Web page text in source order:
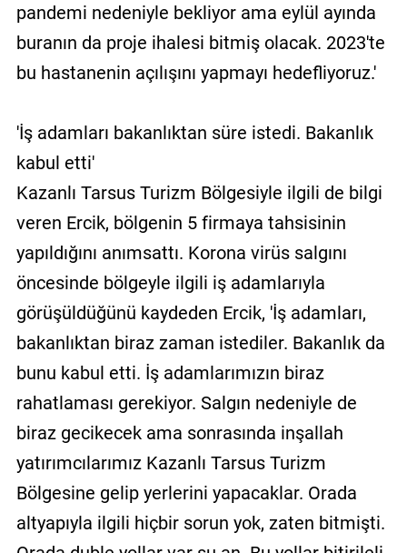
pandemi nedeniyle bekliyor ama eylül ayında
buranın da proje ihalesi bitmiş olacak. 2023'te
bu hastanenin açılışını yapmayı hedefliyoruz.'
'İş adamları bakanlıktan süre istedi. Bakanlık
kabul etti'
Kazanlı Tarsus Turizm Bölgesiyle ilgili de bilgi
veren Ercik, bölgenin 5 firmaya tahsisinin
yapıldığını anımsattı. Korona virüs salgını
öncesinde bölgeyle ilgili iş adamlarıyla
görüşüldüğünü kaydeden Ercik, 'İş adamları,
bakanlıktan biraz zaman istediler. Bakanlık da
bunu kabul etti. İş adamlarımızın biraz
rahatlaması gerekiyor. Salgın nedeniyle de
biraz gecikecek ama sonrasında inşallah
yatırımcılarımız Kazanlı Tarsus Turizm
Bölgesine gelip yerlerini yapacaklar. Orada
altyapıyla ilgili hiçbir sorun yok, zaten bitmişti.